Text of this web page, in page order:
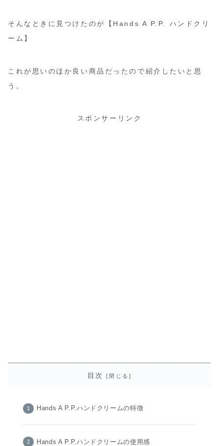
そんなときに見つけたのが【Hands A P.P. ハンドクリ
ーム】
これが思いのほか良い商品だったので紹介したいと思
う。
スポンサーリンク
目次
Hands A P.P.ハンドクリームの特徴
Hands A P.P.ハンドクリームの使用感